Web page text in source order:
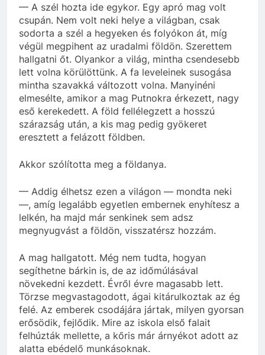
— A szél hozta ide egykor. Egy apró mag volt
csupán. Nem volt neki helye a világban, csak
sodorta a szél a hegyeken és folyókon át, míg
végül megpihent az uradalmi földön. Szerettem
hallgatni őt. Olyankor a világ, mintha csendesebb
lett volna körülöttünk. A fa leveleinek susogása
mintha szavakká változott volna. Manyinéni
elmesélte, amikor a mag Putnokra érkezett, nagy
eső kerekedett. A föld fellélegzett a hosszú
szárazság után, a kis mag pedig gyökeret
eresztett a felázott földben.
Akkor szólította meg a földanya.
— Addig élhetsz ezen a világon — mondta neki
—, amíg legalább egyetlen embernek enyhítesz a
lelkén, ha majd már senkinek sem adsz
megnyugvást a földön, visszatérsz hozzám.
A mag hallgatott. Még nem tudta, hogyan
segíthetne bárkin is, de az időmúlásával
növekedni kezdett. Évről évre magasabb lett.
Törzse megvastagodott, ágai kitárulkoztak az ég
felé. Az emberek csodájára jártak, milyen gyorsan
erősödik, fejlődik. Mire az iskola első falait
felhúzták mellette, a kőris már árnyékot adott az
alatta ebédelő munkásoknak.